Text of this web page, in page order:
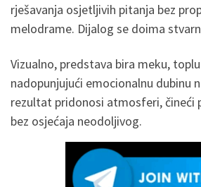
rješavanja osjetljivih pitanja bez
melodrame. Dijalog se doima
Vizualno, predstava bira meku,
nadopunjujući emocionalnu dubinu
rezultat pridonosi atmosferi, čineći
bez osjećaja neodoljivog.